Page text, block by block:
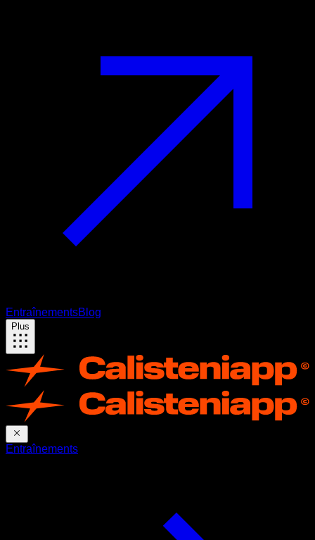
EntraînementsBlog
Plus
Entraînements